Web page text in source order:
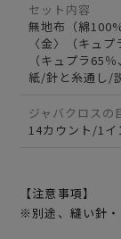
セット内容
無地布（綿
〈金〉（キュ
（キュプラ65
紙/針と糸通し/
ジャバクロスの
14カウント/1
【注意事項】
※別途、縫い針・